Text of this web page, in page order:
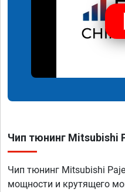
Чип тюнинг Mitsubishi
Чип тюнинг Mitsubishi
мощности и крутящего